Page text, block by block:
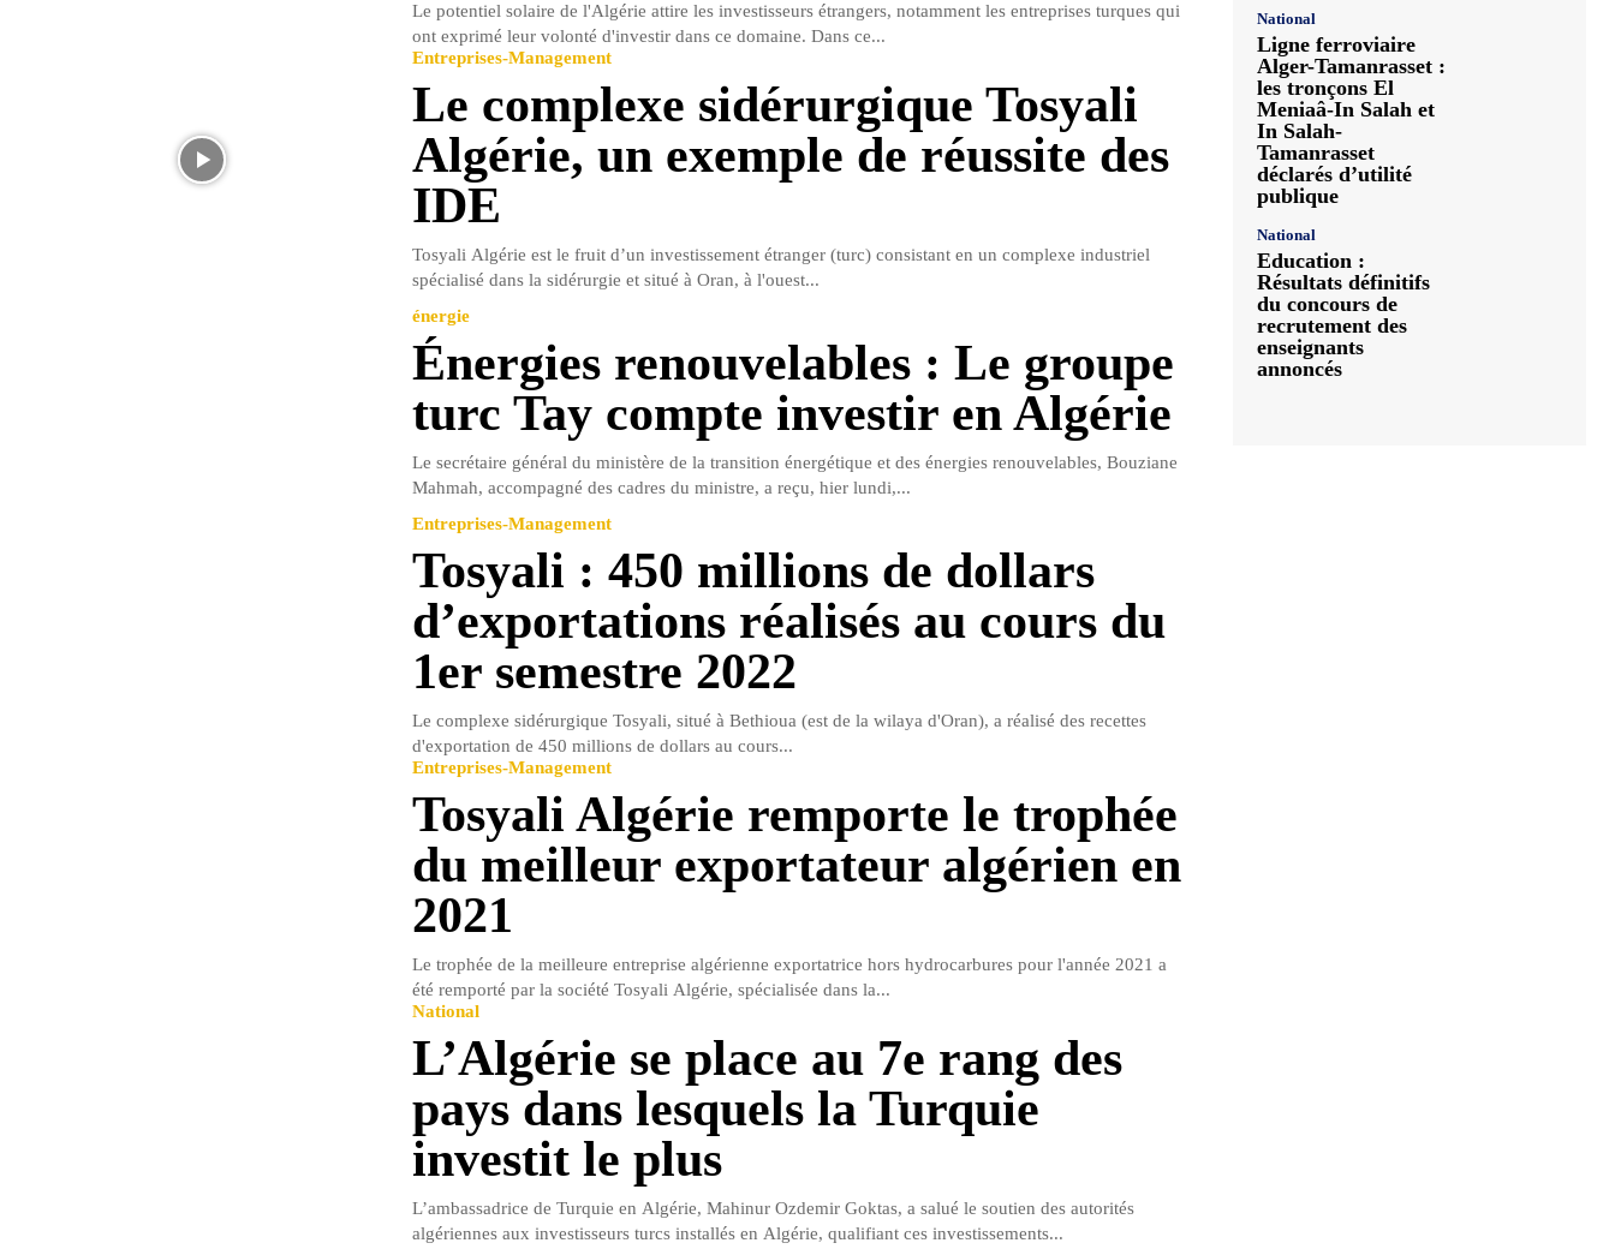
Le potentiel solaire de l'Algérie attire les investisseurs étrangers, notamment les entreprises turques qui
ont exprimé leur volonté d'investir dans ce domaine. Dans ce...
Entreprises-Management
Le complexe sidérurgique Tosyali
Algérie, un exemple de réussite des
IDE
Tosyali Algérie est le fruit d’un investissement étranger (turc) consistant en un complexe industriel
spécialisé dans la sidérurgie et situé à Oran, à l'ouest...
énergie
Énergies renouvelables : Le groupe
turc Tay compte investir en Algérie
Le secrétaire général du ministère de la transition énergétique et des énergies renouvelables, Bouziane
Mahmah, accompagné des cadres du ministre, a reçu, hier lundi,...
Entreprises-Management
Tosyali : 450 millions de dollars
d’exportations réalisés au cours du
1er semestre 2022
Le complexe sidérurgique Tosyali, situé à Bethioua (est de la wilaya d'Oran), a réalisé des recettes
d'exportation de 450 millions de dollars au cours...
Entreprises-Management
Tosyali Algérie remporte le trophée
du meilleur exportateur algérien en
2021
Le trophée de la meilleure entreprise algérienne exportatrice hors hydrocarbures pour l'année 2021 a
été remporté par la société Tosyali Algérie, spécialisée dans la...
National
L’Algérie se place au 7e rang des
pays dans lesquels la Turquie
investit le plus
L’ambassadrice de Turquie en Algérie, Mahinur Ozdemir Goktas, a salué le soutien des autorités
algériennes aux investisseurs turcs installés en Algérie, qualifiant ces investissements...
National
Ligne ferroviaire
Alger-Tamanrasset :
les tronçons El
Meniaâ-In Salah et
In Salah-
Tamanrasset
déclarés d’utilité
publique
National
Education :
Résultats définitifs
du concours de
recrutement des
enseignants
annoncés